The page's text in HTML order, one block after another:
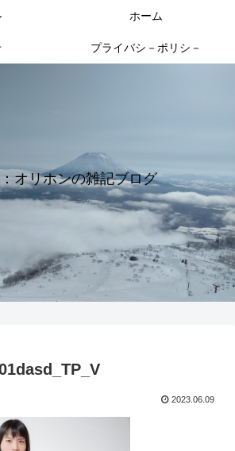
オリホンの雑記ブログ
ホーム
プライバシ－ポリシ－
2023.06.09